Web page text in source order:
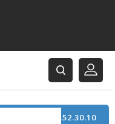
: +33 (0)3.21.52.30.10